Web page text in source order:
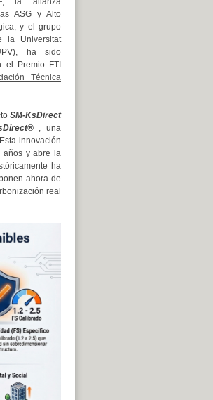
ASG y Alto
y el grupo
la Universitat
ha sido
el Premio FTI
Técnica
SM-KsDirect
, una
innovación
años y abre la
ha
ahora de
real